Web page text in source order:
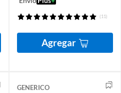
(11)
Agregar
GENERICO